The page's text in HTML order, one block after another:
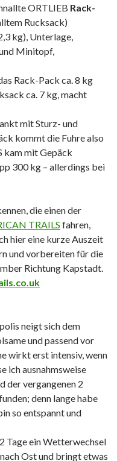
ORTLIEB Rack-
Rucksack)
kg), Unterlage,
Minitopf,
Rack-Pack ca. 8 kg
ca. 7 kg, macht
mit Sturz- und
kommt die Fuhre also
kam mit Gepäck
300 kg – allerdings bei
die einen der
TRAILS fahren,
hier eine kurze Auszeit
und vorbereiten für die
Richtung Kapstadt.
neigt sich dem
und passend vor
wirkt erst intensiv, wenn
ich ausnahmsweise
der vergangenen 2
denn lange habe
so entspannt und
Tage ein Wetterwechsel
Ost und bringt etwas